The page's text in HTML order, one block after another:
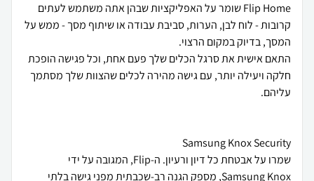
Flip Home שומר על האפליקציות שבהן אתה משתמש לעתים
קרובות - לוח לבן, הערות, סביבת עבודה או שיתוף מסך - ממש על
התאם אישית את סרגל הכלים שלך פעם אחת, וכל פגישה הופכת
חלקה ויעילה יותר, עם גישה מהירה לכלים שהצוות שלך מסתמך
שמרו על אבטחת כל דיון ורעיון. ה-Flip, המגובה על ידי
Samsung Knox, מספק הגנה רב-שכבתית מפני גישה בלתי